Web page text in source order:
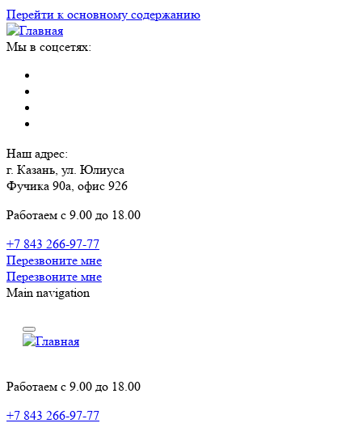
Перейти к основному содержанию
Мы в соцсетях:
Наш адрес:
г. Казань, ул. Юлиуса
Фучика 90а, офис 926
Работаем с 9.00 до 18.00
+7 843 266-97-77
Перезвоните мне
Перезвоните мне
Main navigation
Работаем с 9.00 до 18.00
+7 843 266-97-77